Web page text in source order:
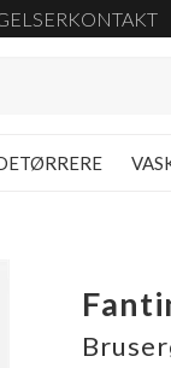
KONTAKT